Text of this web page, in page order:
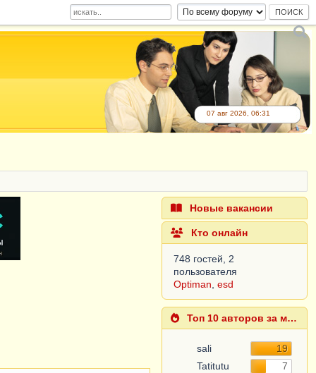
07 авг 2026, 06:31
Новые вакансии
Кто онлайн
748 гостей, 2
пользователя
Optiman ,esd
Топ 10 авторов за месяц
sali
19
Tatitutu
7